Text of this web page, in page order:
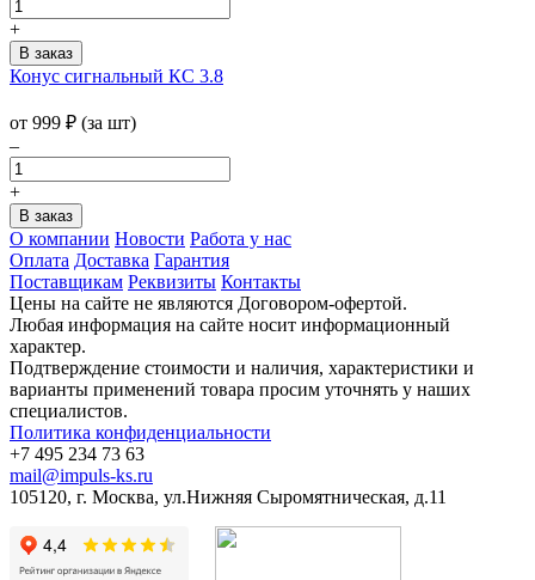
+
Конус сигнальный КС 3.8
от 999 ₽ (за шт)
–
+
О компании Новости Работа у нас
Оплата Доставка Гарантия
Поставщикам Реквизиты Контакты
Цены на сайте не являются Договором-офертой.
Любая информация на сайте носит информационный
характер.
Подтверждение стоимости и наличия, характеристики и
варианты применений товара просим уточнять у наших
специалистов.
Политика конфиденциальности
+7 495 234 73 63
mail@impuls-ks.ru
105120, г. Москва, ул.Нижняя Сыромятническая, д.11